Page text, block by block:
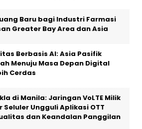
Baru bagi Industri Farmasi
Greater Bay Area dan Asia
Berbasis AI: Asia Pasifik
Menuju Masa Depan Digital
Cerdas
di Manila: Jaringan VoLTE Milik
Seluler Ungguli Aplikasi OTT
dan Keandalan Panggilan